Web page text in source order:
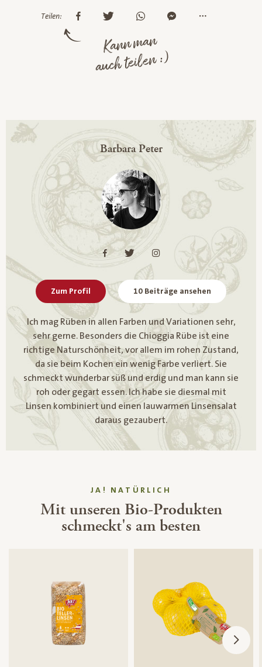
Teilen:
Kann man
auch teilen :)
Barbara Peter
Zum Profil 10 Beiträge ansehen
Ich mag Rüben in allen Farben und Variationen sehr,
sehr gerne. Besonders die Chioggia Rübe ist eine
richtige Naturschönheit, vor allem im rohen Zustand,
da sie beim Kochen ein wenig Farbe verliert. Sie
schmeckt wunderbar süß und erdig und man kann sie
roh oder gegart essen. Ich habe sie diesmal mit
Linsen kombiniert und einen lauwarmen Linsensalat
daraus gezaubert.
JA! NATÜRLICH
Mit unseren Bio-Produkten
schmeckt's am besten